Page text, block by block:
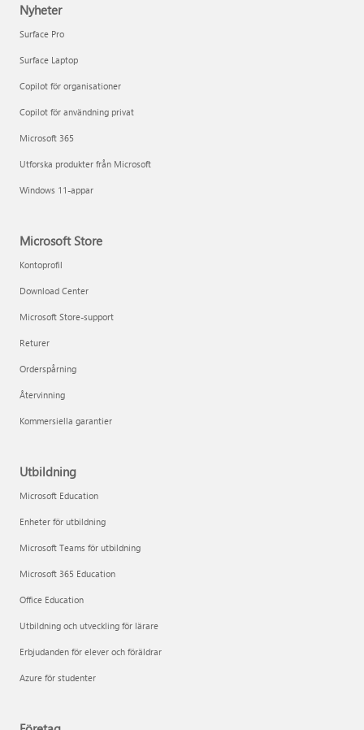
Nyheter
Surface Pro
Surface Laptop
Copilot för organisationer
Copilot för användning privat
Microsoft 365
Utforska produkter från Microsoft
Windows 11-appar
Microsoft Store
Kontoprofil
Download Center
Microsoft Store-support
Returer
Orderspårning
Återvinning
Kommersiella garantier
Utbildning
Microsoft Education
Enheter för utbildning
Microsoft Teams för utbildning
Microsoft 365 Education
Office Education
Utbildning och utveckling för lärare
Erbjudanden för elever och föräldrar
Azure för studenter